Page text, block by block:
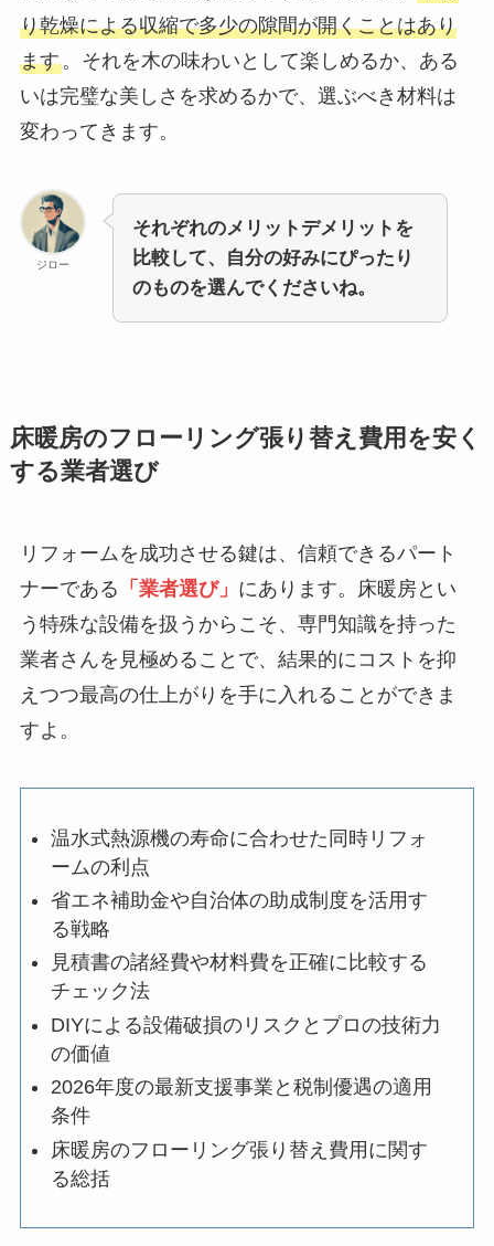
り乾燥による収縮で多少の隙間が開くことはあり
ます。それを木の味わいとして楽しめるか、ある
いは完璧な美しさを求めるかで、選ぶべき材料は
変わってきます。
ジロー
それぞれのメリットデメリットを
比較して、自分の好みにぴったり
のものを選んでくださいね。
床暖房のフローリング張り替え費用を安く
する業者選び
リフォームを成功させる鍵は、信頼できるパート
ナーである 「業者選び」 にあります。床暖房とい
う特殊な設備を扱うからこそ、専門知識を持った
業者さんを見極めることで、結果的にコストを抑
えつつ最高の仕上がりを手に入れることができま
すよ。
温水式熱源機の寿命に合わせた同時リフォ
ームの利点
省エネ補助金や自治体の助成制度を活用す
る戦略
見積書の諸経費や材料費を正確に比較する
チェック法
DIYによる設備破損のリスクとプロの技術力
の価値
2026年度の最新支援事業と税制優遇の適用
条件
床暖房のフローリング張り替え費用に関す
る総括